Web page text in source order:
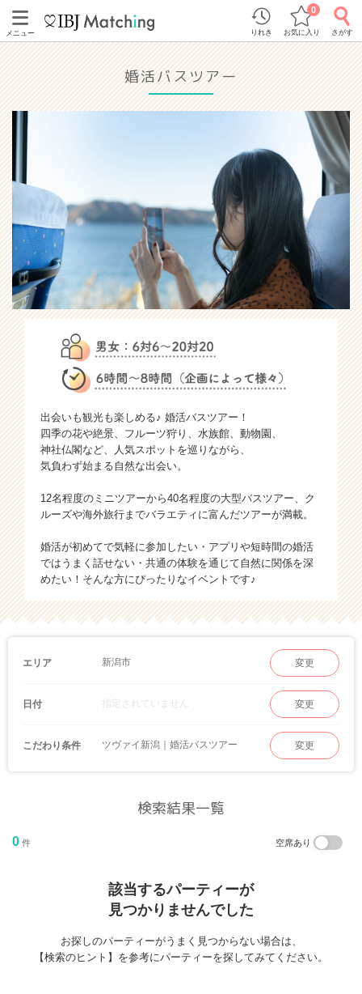
メニュー りれき お気に入り
0
さがす
婚活バスツアー
出会いも観光も楽しめる♪ 婚活バスツアー！
四季の花や絶景、フルーツ狩り、水族館、動物園、
神社仏閣など、人気スポットを巡りながら、
気負わず始まる自然な出会い。
12名程度のミニツアーから40名程度の大型バスツアー、ク
ルーズや海外旅行までバラエティに富んだツアーが満載。
婚活が初めてで気軽に参加したい・アプリや短時間の婚活
ではうまく話せない・共通の体験を通じて自然に関係を深
めたい！そんな方にぴったりなイベントです♪
エリア 新潟市 変更
日付 指定されていません 変更
こだわり条件 ツヴァイ新潟｜婚活バスツアー 変更
検索結果一覧
0 件 空席あり
該当するパーティーが
見つかりませんでした
お探しのパーティーがうまく見つからない場合は、
【検索のヒント】を参考にパーティーを探してみてください。